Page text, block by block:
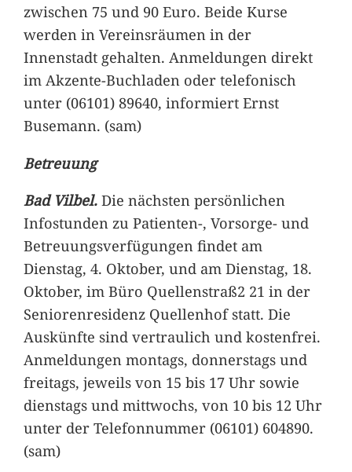
zwischen 75 und 90 Euro. Beide Kurse
werden in Vereinsräumen in der
Innenstadt gehalten. Anmeldungen direkt
im Akzente-Buchladen oder telefonisch
unter (06101) 89640, informiert Ernst
Busemann. (sam)
Betreuung
Bad Vilbel. Die nächsten persönlichen
Infostunden zu Patienten-, Vorsorge- und
Betreuungsverfügungen findet am
Dienstag, 4. Oktober, und am Dienstag, 18.
Oktober, im Büro Quellenstraß2 21 in der
Seniorenresidenz Quellenhof statt. Die
Auskünfte sind vertraulich und kostenfrei.
Anmeldungen montags, donnerstags und
freitags, jeweils von 15 bis 17 Uhr sowie
dienstags und mittwochs, von 10 bis 12 Uhr
unter der Telefonnummer (06101) 604890.
(sam)